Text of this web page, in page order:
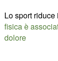
Lo sport
fisica è
dolore